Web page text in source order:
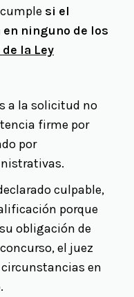
si el
ninguno de los
la Ley
a la solicitud no
firme por
por
culpable,
porque
obligación de
el juez
en